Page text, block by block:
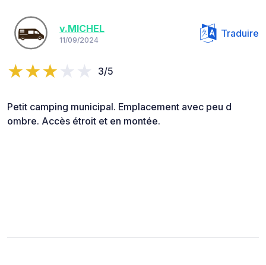
v.MICHEL
11/09/2024
Traduire
3/5
Petit camping municipal. Emplacement avec peu d
ombre. Accès étroit et en montée.